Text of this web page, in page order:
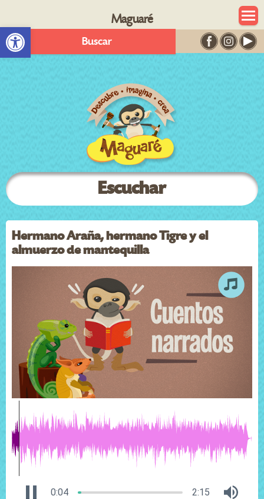
Abrir barra de herramientas
Maguaré
Buscar
Escuchar
Hermano Araña, hermano Tigre y el
almuerzo de mantequilla
0:04 2:15